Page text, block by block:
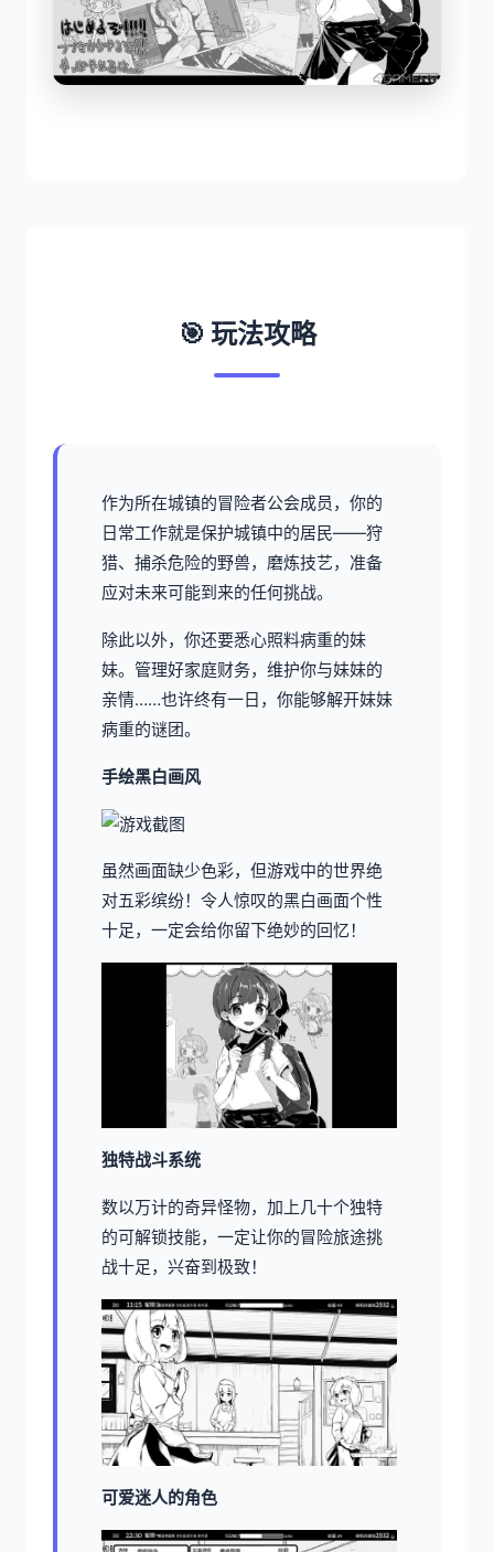
🎯 玩法攻略
作为所在城镇的冒险者公会成员，你的
日常工作就是保护城镇中的居民——狩
猎、捕杀危险的野兽，磨炼技艺，准备
应对未来可能到来的任何挑战。
除此以外，你还要悉心照料病重的妹
妹。管理好家庭财务，维护你与妹妹的
亲情……也许终有一日，你能够解开妹妹
病重的谜团。
手绘黑白画风
虽然画面缺少色彩，但游戏中的世界绝
对五彩缤纷！令人惊叹的黑白画面个性
十足，一定会给你留下绝妙的回忆！
独特战斗系统
数以万计的奇异怪物，加上几十个独特
的可解锁技能，一定让你的冒险旅途挑
战十足，兴奋到极致！
可爱迷人的角色